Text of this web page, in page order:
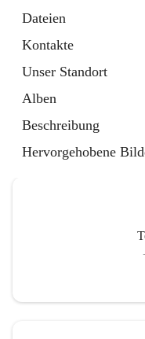
Dateien
Kontakte
Unser Standort
Alben
Beschreibung
Hervorgehobene